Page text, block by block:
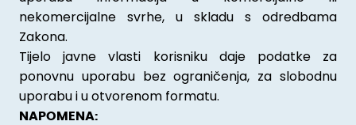
nekomercijalne svrhe, u skladu s odredbama
Zakona.
Tijelo javne vlasti korisniku daje podatke za
ponovnu uporabu bez ograničenja, za slobodnu
uporabu i u otvorenom formatu.
NAPOMENA: